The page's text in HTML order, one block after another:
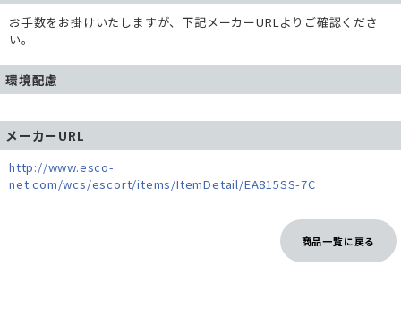
お手数をお掛けいたしますが、下記メーカーURLよりご確認くださ
い。
環境配慮
メーカーURL
http://www.esco-
net.com/wcs/escort/items/ItemDetail/EA815SS-7C
商品一覧に戻る